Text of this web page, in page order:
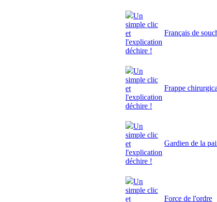
Un
simple clic
et
l'explication
déchire !
Français de
Un
simple clic
et
l'explication
déchire !
Frappe
Un
simple clic
et
l'explication
déchire !
Gardien de la
Un
simple clic
et
Force de l'ordre